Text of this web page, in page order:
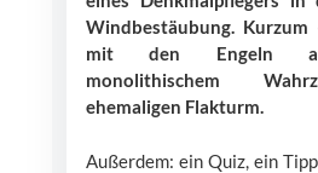
Windbestäubung.
mit den Engeln
monolithischem
ehemaligen Flakturm.
Außerdem: ein Quiz, ein